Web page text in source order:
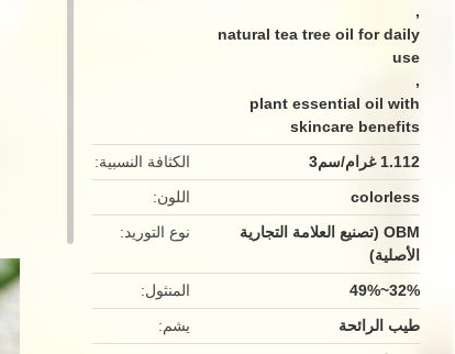
,
natural tea tree oil for daily
use
,
plant essential oil with
skincare benefits
الكثافة النسبية
1.112 غرام/سم3
اللون
colorless
نوع التوريد
OBM (تصنيع العلامة التجارية
الأصلية)
المنثول
32%~49%
يشم
طيب الرائحة